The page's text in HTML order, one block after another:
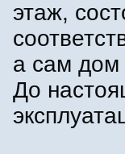
этаж,
а сам дом
До